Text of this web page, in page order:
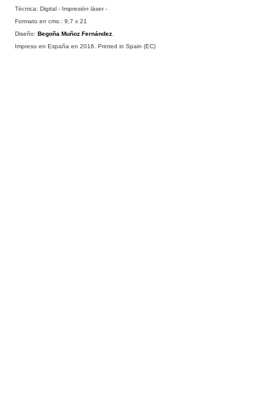
Técnica: Digital - Impresión láser-
Formato en cms.: 9,7 x 21
Diseño: Begoña Muñoz Fernández
Impreso en España en 2016. Printed in Spain (EC)